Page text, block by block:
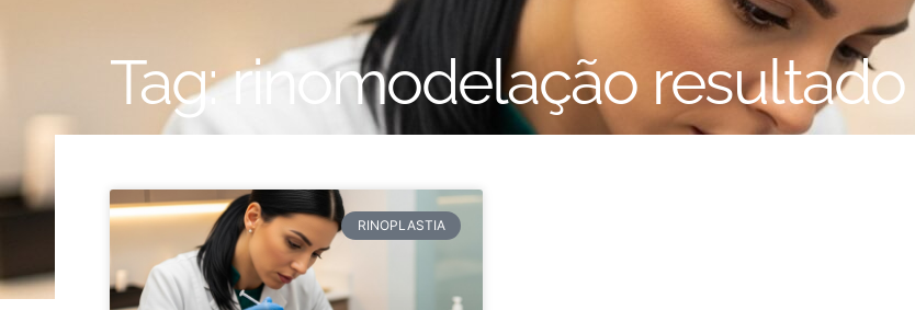
Tag: rinomodelação resultado
RINOPLASTIA